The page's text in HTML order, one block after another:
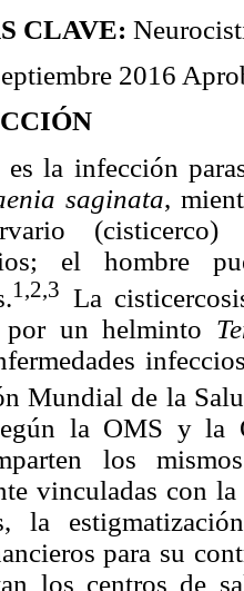
CLAVE:
2016
es la infección
saginata,
el hombre
1,2,3 La
por un helminto
Mundial de la
la OMS y la
los
vinculadas con
la
para su
los centros de